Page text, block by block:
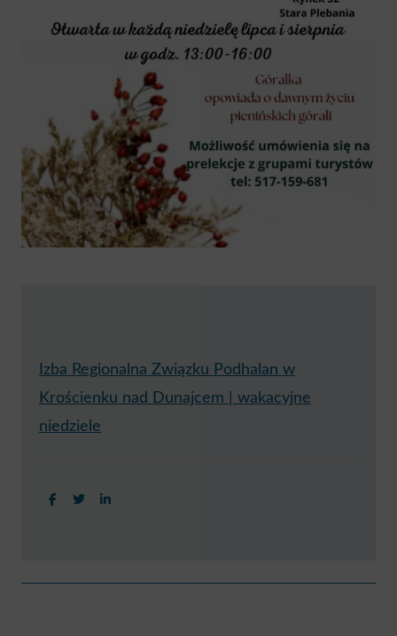
Izba Regionalna Związku Podhalan w
Krościenku nad Dunajcem | wakacyjne
niedziele